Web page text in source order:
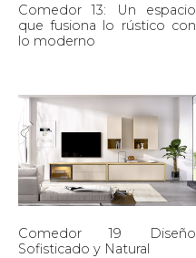
Comedor 13: Un espacio
que fusiona lo rústico con
lo moderno
Comedor 19 Diseño
Sofisticado y Natural